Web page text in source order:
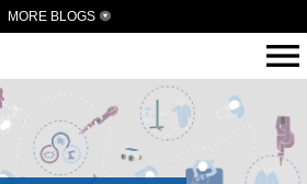
MORE BLOGS